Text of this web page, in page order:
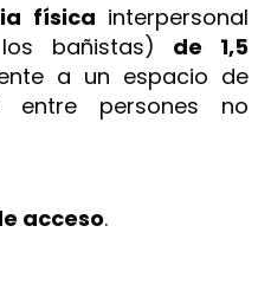
física interpersonal
bañistas) de 1,5
a un espacio de
entre persones no
acceso.